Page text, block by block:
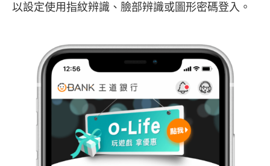
以設定使用指紋辨識、臉部辨識或圖形密碼登入。